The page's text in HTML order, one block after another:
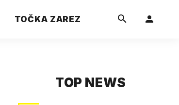
TOČKA ZAREZ
TOP NEWS